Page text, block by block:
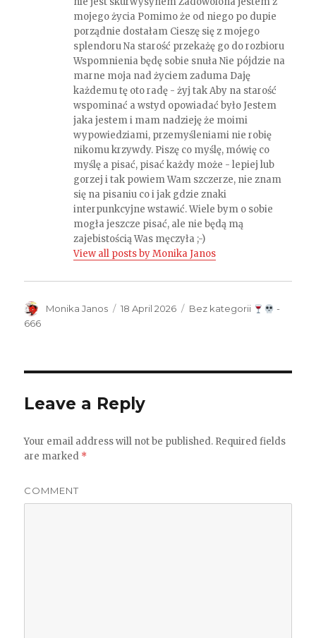
mojego życia Pomimo że od niego po dupie
porządnie dostałam Cieszę się z mojego
splendoru Na starość przekażę go do rozbioru
Wspomnienia będę sobie snuła Nie pójdzie na
marne moja nad życiem zaduma Daję
każdemu tę oto radę - żyj tak Aby na starość
wspominać a wstyd opowiadać było Jestem
jaka jestem i mam nadzieję że moimi
wypowiedziami, przemyśleniami nie robię
nikomu krzywdy. Piszę co myślę, mówię co
myślę a pisać, pisać każdy może - lepiej lub
gorzej i tak powiem Wam szczerze, nie znam
się na pisaniu co i jak gdzie znaki
interpunkcyjne wstawić. Wiele bym o sobie
mogła jeszcze pisać, ale nie będą mą
zajebistością Was męczyła ;-)
View all posts by Monika Janos
Author
Monika Janos
Posted
18 April 2026 Categories
Bez kategorii
-
666
Leave a Reply
Your email address will not be published. Required fields
are marked *
COMMENT